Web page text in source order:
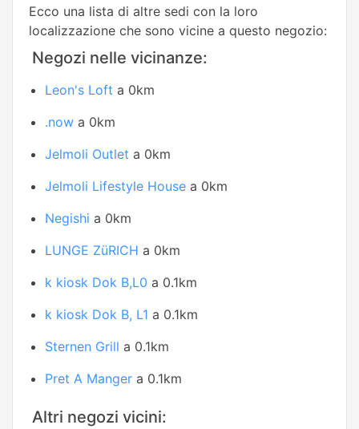
Ecco una lista di altre sedi con la loro
localizzazione che sono vicine a questo negozio:
Negozi nelle vicinanze:
Leon's Loft a 0km
.now a 0km
Jelmoli Outlet a 0km
Jelmoli Lifestyle House a 0km
Negishi a 0km
LUNGE ZüRICH a 0km
k kiosk Dok B,L0 a 0.1km
k kiosk Dok B, L1 a 0.1km
Sternen Grill a 0.1km
Pret A Manger a 0.1km
Altri negozi vicini: